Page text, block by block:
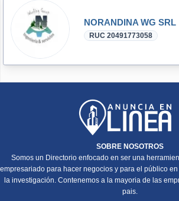
NORANDINA WG SRL
RUC 20491773058
SOBRE NOSOTROS
Somos un Directorio enfocado en ser una
empresariado para hacer negocios y para el público
la investigación. Contenemos a la mayoria de las
pais.